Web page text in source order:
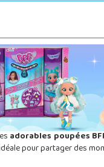
adorables poupées
pour partager des